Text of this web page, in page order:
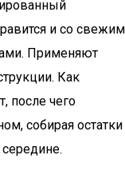
и со свежим
Применяют
Как
после чего
собирая остатки
середине.